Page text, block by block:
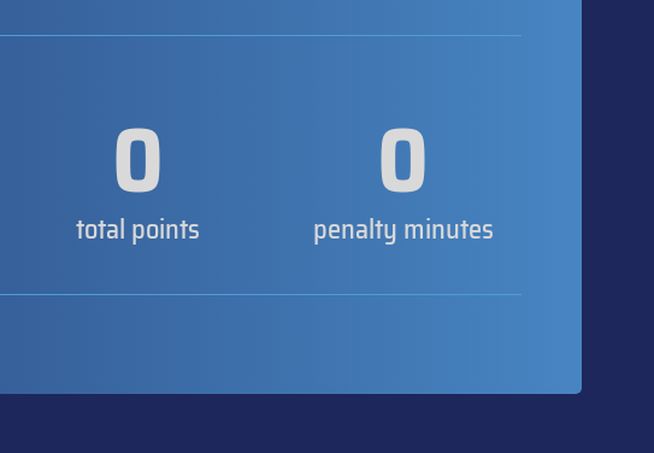
0
total points 0
penalty minutes